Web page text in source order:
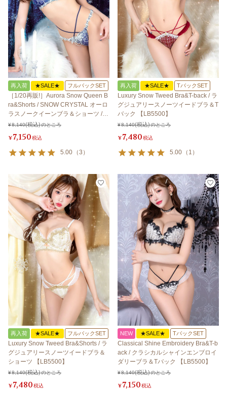
再入荷 ★SALE★ フルバックSET
［1/20再販!］Aurora Snow Queen B
ra&Shorts / SNOW CRYSTAL オーロ
ラスノークイーンブラ＆ショーツ /
スノークリスタル 【LB5500】
¥8,140 のところ
¥7,150税込
5.00 （3 ）
再入荷 ★SALE★ TバックSET
Luxury Snow Tweed Bra&T-back / ラ
グジュアリースノーツイードブラ＆T
バック 【LB5500】
¥8,140 のところ
¥7,480税込
5.00 （ 1 ）
再入荷 ★SALE★ フルバックSET
Luxury Snow Tweed Bra&Shorts / ラ
グジュアリースノーツイードブラ＆
ショーツ 【LB5500】
¥8,140 のところ
¥7,480税込
NEW ★SALE★ TバックSET
Classical Shine Embroidery Bra&T-b
ack / クラシカルシャインエンブロイ
ダリーブラ＆Tバック 【LB5500】
¥8,140 のところ
¥7,150税込